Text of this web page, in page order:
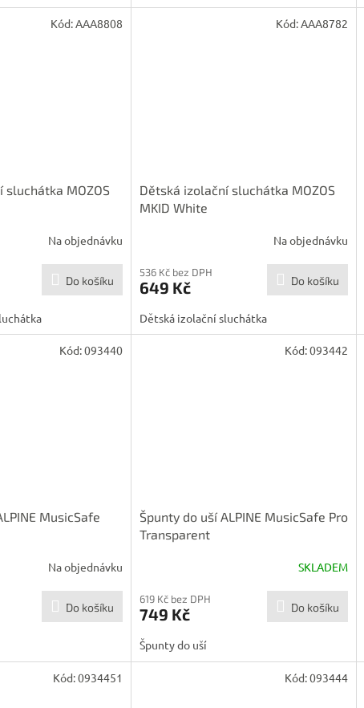
sluchátka MOZOS
Na objednávku
Do košíku
Kód:AAA8808
Dětská izolační sluchátka MOZOS
MKID White
Na objednávku
536 Kč bez DPH
649 Kč Do košíku
Dětská izolační sluchátka
Kód:AAA8782
MusicSafe
Na objednávku
Do košíku
Kód:093440
Špunty do uší ALPINE MusicSafe Pro
Transparent
SKLADEM
619 Kč bez DPH
749 Kč Do košíku
Špunty do uší
Kód:093442
Kód:0934451 Kód:093444